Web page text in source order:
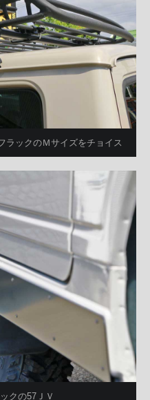
ラックのＭサイズをチョイス
クの57ＪＶ